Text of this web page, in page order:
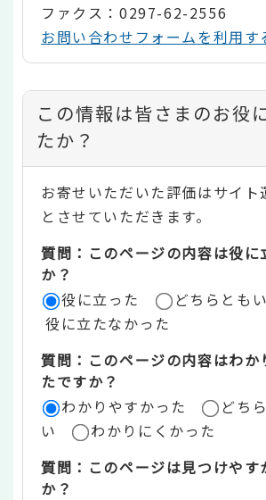
ファクス：0297-62-2556
お問い合わせフォームを利用す
コ
ン
テ
ン
ツ
評
価
リ
ア
この情報は皆さまのお役
たか？
お寄せいただいた評価はサイト
とさせていただきます。
質問：このページの内容は役に
か？
役に立った
どちらとも
役に立たなかった
質問：このページの内容はわか
たですか？
わかりやすかった
どち
い
わかりにくかった
質問：このページは見つけやす
か？